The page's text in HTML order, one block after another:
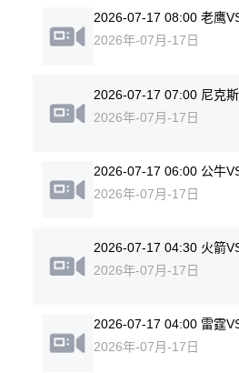
2026-07-17 08:00 老鹰
2026年-07月-17日
2026-07-17 07:00 尼克
2026年-07月-17日
2026-07-17 06:00 公牛
2026年-07月-17日
2026-07-17 04:30 火箭
2026年-07月-17日
2026-07-17 04:00 雷霆
2026年-07月-17日